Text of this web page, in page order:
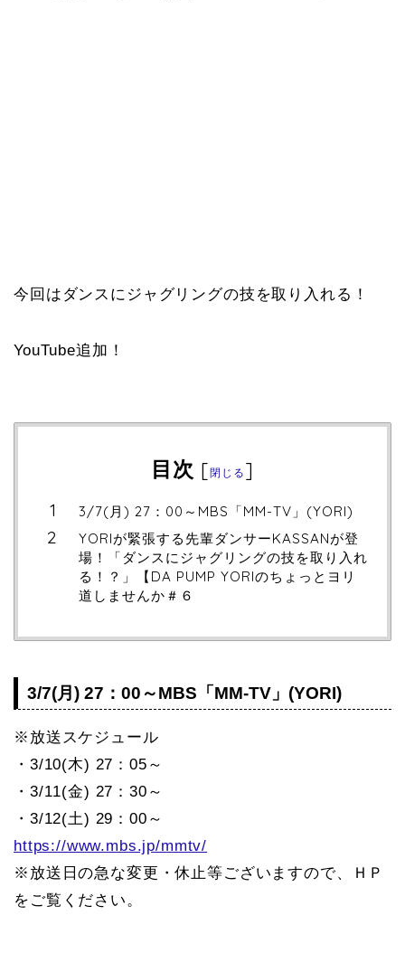
今回はダンスにジャグリングの技を取り入れる！
YouTube追加！
目次 [閉じる ]
3/7(月) 27：00～MBS「MM-TV」(YORI)
YORIが緊張する先輩ダンサーKASSANが登
場！「ダンスにジャグリングの技を取り入れ
る！？」【DA PUMP YORIのちょっとヨリ
道しませんか＃６
3/7(月) 27：00～MBS「MM-TV」(YORI)
※放送スケジュール
・3/10(木) 27：05～
・3/11(金) 27：30～
・3/12(土) 29：00～
https://www.mbs.jp/mmtv/
※放送日の急な変更・休止等ございますので、ＨＰ
をご覧ください。